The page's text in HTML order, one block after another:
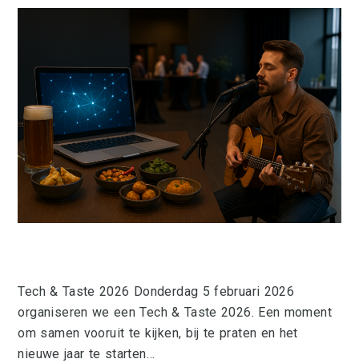
Tech & Taste 2026 Donderdag 5 februari 2026
organiseren we een Tech & Taste 2026. Een moment
om samen vooruit te kijken, bij te praten en het
nieuwe jaar te starten…